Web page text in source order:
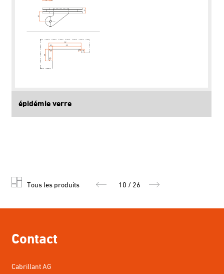
épidémie verre
Tous les produits 10 / 26
Contact
Cabrillant AG